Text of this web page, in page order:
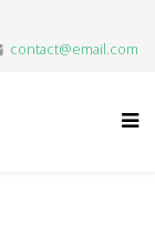
contact@email.com